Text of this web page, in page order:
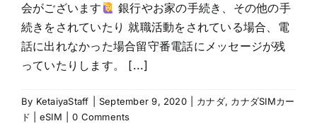
会がございます
銀行やお家の手続き、その他の手
続きをされていたり 就職活動をされている場合、電
話に出れなかった場合留守番電話にメッセージが残
っていたりします。 [...]
By KetaiyaStaff September 9, 2020 カナダ, カナダSIMカー
ド | eSIM
0 Comments